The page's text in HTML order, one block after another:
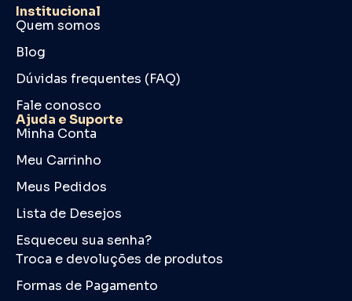
Institucional
Quem somos
Blog
Dúvidas frequentes (FAQ)
Fale conosco
Ajuda e Suporte
Minha Conta
Meu Carrinho
Meus Pedidos
Lista de Desejos
Esqueceu sua senha?
Troca e devoluções de produtos
Formas de Pagamento